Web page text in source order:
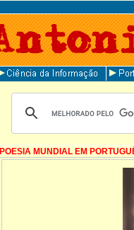
POESIA MUNDIAL EM